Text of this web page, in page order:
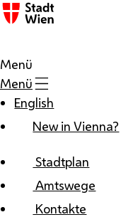
Zum Inhalt
Menü
Menü
English
New in Vienna?
Stadtplan
Amtswege
Kontakte